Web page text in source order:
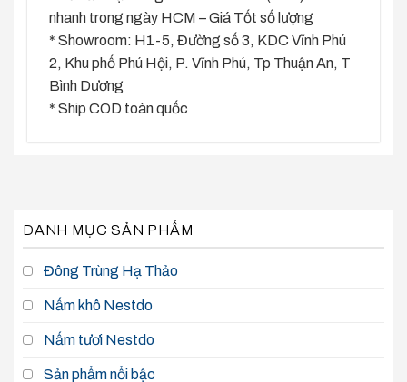
nhanh trong ngày HCM – Giá Tốt số lượng
* Showroom: H1-5, Đường số 3, KDC Vĩnh Phú
2, Khu phố Phú Hội, P. Vĩnh Phú, Tp Thuận An, T
Bình Dương
* Ship COD toàn quốc
DANH MỤC SẢN PHẨM
Đông Trùng Hạ Thảo
Nấm khô Nestdo
Nấm tươi Nestdo
Sản phẩm nổi bậc